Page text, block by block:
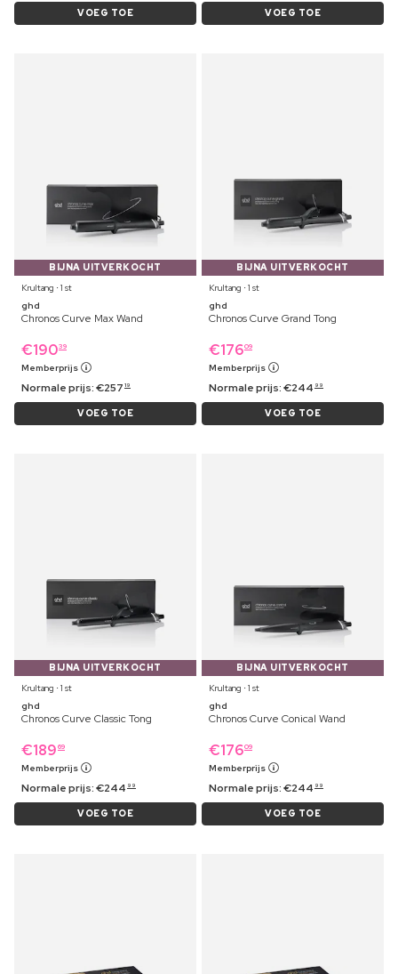
VOEG TOE VOEG TOE
BIJNA UITVERKOCHT
Krultang ⋅ 1 st
ghd
Chronos Curve Max Wand
€19039
Memberprijs
Normale prijs:€257 19
VOEG TOE
BIJNA UITVERKOCHT
Krultang ⋅ 1 st
ghd
Chronos Curve Grand Tong
€17609
Memberprijs
Normale prijs:€244 99
VOEG TOE
BIJNA UITVERKOCHT
Krultang ⋅ 1 st
ghd
Chronos Curve Classic Tong
€189 69
Memberprijs
Normale prijs:€244 99
VOEG TOE
BIJNA UITVERKOCHT
Krultang ⋅ 1 st
ghd
Chronos Curve Conical Wand
€17609
Memberprijs
Normale prijs:€244 99
VOEG TOE